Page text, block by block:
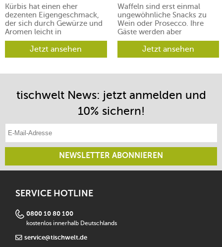
Kürbis hat einen eher
dezenten Eigengeschmack,
der sich durch Gewürze und
Aromen leicht in
verschiedene Richtungen
lenken lässt.Jetzt ansehen
Waffeln sind erst einmal
ungewöhnliche Snacks zu
Wein oder Prosecco. Ihre
Gäste werden aber
begeistert sein.
Jetzt ansehen
tischwelt News: jetzt anmelden und
10% sichern!
E-Mail-Adresse eintragen
NEWSLETTER ABONNIEREN
SERVICE HOTLINE
0800 10 80 100
kostenlos innerhalb Deutschlands
service@tischwelt.de